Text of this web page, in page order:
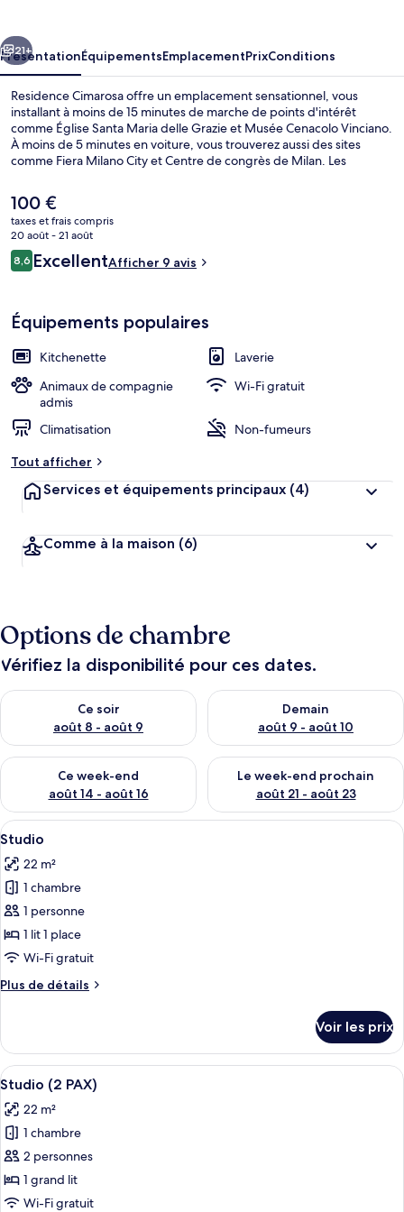
Suivant
21+
PrésentationÉquipementsEmplacementPrixConditions
Residence Cimarosa offre un emplacement sensationnel, vous
installant à moins de 15 minutes de marche de points d'intérêt
comme Église Santa Maria delle Grazie et Musée Cenacolo Vinciano.
À moins de 5 minutes en voiture, vous trouverez aussi des sites
comme Fiera Milano City et Centre de congrès de Milan. Les
tram Corso Vercelli - Via Cherubini est à 4 min et Arrêt de tram Corso
Vercelli - Largo Settimio Severo, à 6 min.
Le
prix
actuel
est
de
100 €
taxes et frais compris
20 août - 21 août
Avis
voyageurs
8,68,6 sur 10
ExcellentAfficher 9 avis
Équipements populaires
Kitchenette
Laverie
Animaux de compagnie
admis
Wi-Fi gratuit
Climatisation
Non-fumeurs
Tout afficher
Services et équipements principaux (4)
Comme à la maison (6)
Options de chambre
Vérifiez la disponibilité pour ces dates.
Ce soir
août 8 - août 9
Vérifier la disponibilité pour ce soir août 8 - août 9
Demain
août 9 - août 10
Vérifier la disponibilité pour
Ce week-end
août 14 - août 16
Vérifier la disponibilité pour ce week-end août 14 - août 16
Le week-end prochain
août 21 - août 23
Vérifier la disponibilité pour
Afficher
toutes
les
photos
pour
ce
type
chambre :
Une chambre d’hôtel avec un lit,
3
Studio
22 m²
1 chambre
1 personne
1 lit 1 place
Wi-Fi gratuit
Plus de détails
Plus
le
type
de
chambre
Studio
Voir les prix
Afficher
toutes
les
photos
pour
ce
type
Une chambre d’hôtel avec un lit,
4
Studio (2 PAX)
22 m²
1 chambre
2 personnes
1 grand lit
Wi-Fi gratuit